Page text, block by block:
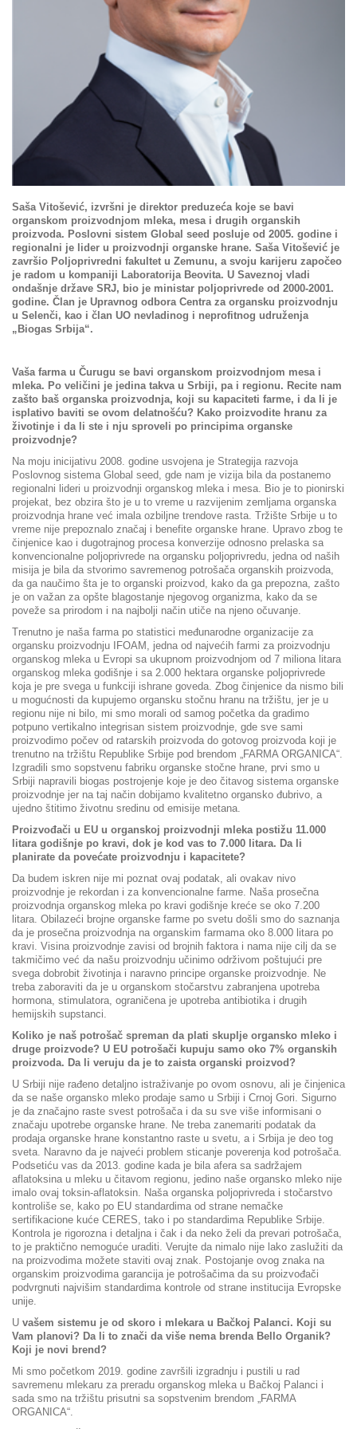
Saša Vitošević, izvršni je direktor preduzeća koje se bavi
organskom proizvodnjom mleka, mesa i drugih organskih
proizvoda. Poslovni sistem Global seed posluje od 2005. godine i
regionalni je lider u proizvodnji organske hrane. Saša Vitošević je
završio Poljoprivredni fakultet u Zemunu, a svoju karijeru započeo
je radom u kompaniji Laboratorija Beovita. U Saveznoj vladi
ondašnje države SRJ, bio je ministar poljoprivrede od 2000-2001.
godine. Član je Upravnog odbora Centra za organsku proizvodnju
u Selenči, kao i član UO nevladinog i neprofitnog udruženja
„Biogas Srbija“.
Vaša farma u Čurugu se bavi organskom proizvodnjom mesa i
mleka. Po veličini je jedina takva u Srbiji, pa i regionu. Recite nam
zašto baš organska proizvodnja, koji su kapaciteti farme, i da li je
isplativo baviti se ovom delatnošću? Kako proizvodite hranu za
životinje i da li ste i nju sproveli po principima organske
proizvodnje?
Na moju inicijativu 2008. godine usvojena je Strategija razvoja
Poslovnog sistema Global seed, gde nam je vizija bila da postanemo
regionalni lideri u proizvodnji organskog mleka i mesa. Bio je to pionirski
projekat, bez obzira što je u to vreme u razvijenim zemljama organska
proizvodnja hrane već imala ozbiljne trendove rasta. Tržište Srbije u to
vreme nije prepoznalo značaj i benefite organske hrane. Upravo zbog te
činjenice kao i dugotrajnog procesa konverzije odnosno prelaska sa
konvencionalne poljoprivrede na organsku poljoprivredu, jedna od naših
misija je bila da stvorimo savremenog potrošača organskih proizvoda,
da ga naučimo šta je to organski proizvod, kako da ga prepozna, zašto
je on važan za opšte blagostanje njegovog organizma, kako da se
poveže sa prirodom i na najbolji način utiče na njeno očuvanje.
Trenutno je naša farma po statistici međunarodne organizacije za
organsku proizvodnju IFOAM, jedna od najvećih farmi za proizvodnju
organskog mleka u Evropi sa ukupnom proizvodnjom od 7 miliona litara
organskog mleka godišnje i sa 2.000 hektara organske poljoprivrede
koja je pre svega u funkciji ishrane goveda. Zbog činjenice da nismo bili
u mogućnosti da kupujemo organsku stočnu hranu na tržištu, jer je u
regionu nije ni bilo, mi smo morali od samog početka da gradimo
potpuno vertikalno integrisan sistem proizvodnje, gde sve sami
proizvodimo počev od ratarskih proizvoda do gotovog proizvoda koji je
trenutno na tržištu Republike Srbije pod brendom „FARMA ORGANICA“.
Izgradili smo sopstvenu fabriku organske stočne hrane, prvi smo u
Srbiji napravili biogas postrojenje koje je deo čitavog sistema organske
proizvodnje jer na taj način dobijamo kvalitetno organsko đubrivo, a
ujedno štitimo životnu sredinu od emisije metana.
Proizvođači u EU u organskoj proizvodnji mleka postižu 11.000
litara godišnje po kravi, dok je kod vas to 7.000 litara. Da li
planirate da povećate proizvodnju i kapacitete?
Da budem iskren nije mi poznat ovaj podatak, ali ovakav nivo
proizvodnje je rekordan i za konvencionalne farme. Naša prosečna
proizvodnja organskog mleka po kravi godišnje kreće se oko 7.200
litara. Obilazeći brojne organske farme po svetu došli smo do saznanja
da je prosečna proizvodnja na organskim farmama oko 8.000 litara po
kravi. Visina proizvodnje zavisi od brojnih faktora i nama nije cilj da se
takmičimo već da našu proizvodnju učinimo održivom poštujući pre
svega dobrobit životinja i naravno principe organske proizvodnje. Ne
treba zaboraviti da je u organskom stočarstvu zabranjena upotreba
hormona, stimulatora, ograničena je upotreba antibiotika i drugih
hemijskih supstanci.
Koliko je naš potrošač spreman da plati skuplje organsko mleko i
druge proizvode? U EU potrošači kupuju samo oko 7% organskih
proizvoda. Da li veruju da je to zaista organski proizvod?
U Srbiji nije rađeno detaljno istraživanje po ovom osnovu, ali je činjenica
da se naše organsko mleko prodaje samo u Srbiji i Crnoj Gori. Sigurno
je da značajno raste svest potrošača i da su sve više informisani o
značaju upotrebe organske hrane. Ne treba zanemariti podatak da
prodaja organske hrane konstantno raste u svetu, a i Srbija je deo tog
sveta. Naravno da je najveći problem sticanje poverenja kod potrošača.
Podsetiću vas da 2013. godine kada je bila afera sa sadržajem
aflatoksina u mleku u čitavom regionu, jedino naše organsko mleko nije
imalo ovaj toksin-aflatoksin. Naša organska poljoprivreda i stočarstvo
kontroliše se, kako po EU standardima od strane nemačke
sertifikacione kuće CERES, tako i po standardima Republike Srbije.
Kontrola je rigorozna i detaljna i čak i da neko želi da prevari potrošača,
to je praktično nemoguće uraditi. Verujte da nimalo nije lako zaslužiti da
na proizvodima možete staviti ovaj znak. Postojanje ovog znaka na
organskim proizvodima garancija je potrošačima da su proizvođači
podvrgnuti najvišim standardima kontrole od strane institucija Evropske
unije.
U vašem sistemu je od skoro i mlekara u Bačkoj Palanci. Koji su
Vam planovi? Da li to znači da više nema brenda Bello Organik?
Koji je novi brend?
Mi smo početkom 2019. godine završili izgradnju i pustili u rad
savremenu mlekaru za preradu organskog mleka u Bačkoj Palanci i
sada smo na tržištu prisutni sa sopstvenim brendom „FARMA
ORGANICA“.